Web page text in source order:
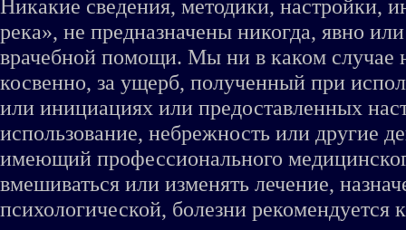
Никакие сведения, методики, настройки,
река», не предназначены никогда, явно
врачебной помощи. Мы ни в каком случае
косвенно, за ущерб, полученный при
или инициациях или предоставленных
использование, небрежность или другие
имеющий профессионального
вмешиваться или изменять лечение,
психологической, болезни рекомендуется